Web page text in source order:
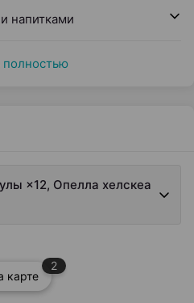
напитками
полностью
×12, Опелла хелскеа
карте
2